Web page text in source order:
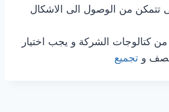
تتمكن من الوصول الى الاشكال
من كتالوجات الشركة و يجب اختيار
و تجميع